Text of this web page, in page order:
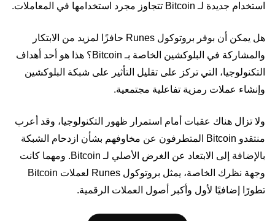
استخدام جديدة لـ Bitcoin تتجاوز مجرد استخدامها في المعاملات.
هل يمكن أن بوفر بروتوكول Runes حافزًا لمزيد من الابتكار
والمشاركة في البلوكشين الخاصة بـ Bitcoin؟ هذا هو أحد أهداف
التكنولوجيا، التي تركز على تقليل التأثير على شبكة البلوكشين
وإنشاء عملات رمزية تفاعلية مجتمعية.
ولا تزال هناك عقبات أمام استمرار ظهور التكنولوجيا، وقد أعرب
منتقدو Bitcoin المتطرفون عن مخاوفهم بشأن ازدحام الشبكة
بالإضافة إلى الابتعاد عن الغرض الأصلي لـ Bitcoin. ومهما كانت
وجهة نظرك الخاصة، يمثل بروتوكول Runes لعملات Bitcoin
تطورًا إضافيًا لأول وأكبر أصول العملات الرقمية.